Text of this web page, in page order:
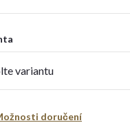
doručení